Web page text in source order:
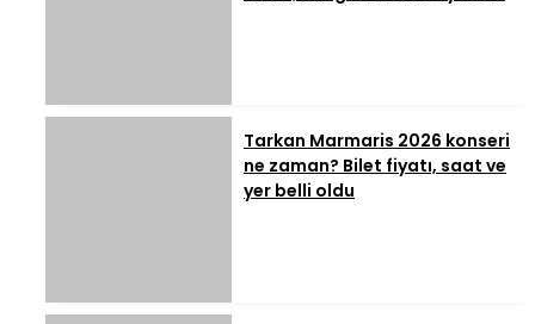
Tarkan Marmaris 2026 konseri
ne zaman? Bilet fiyatı, saat ve
yer belli oldu